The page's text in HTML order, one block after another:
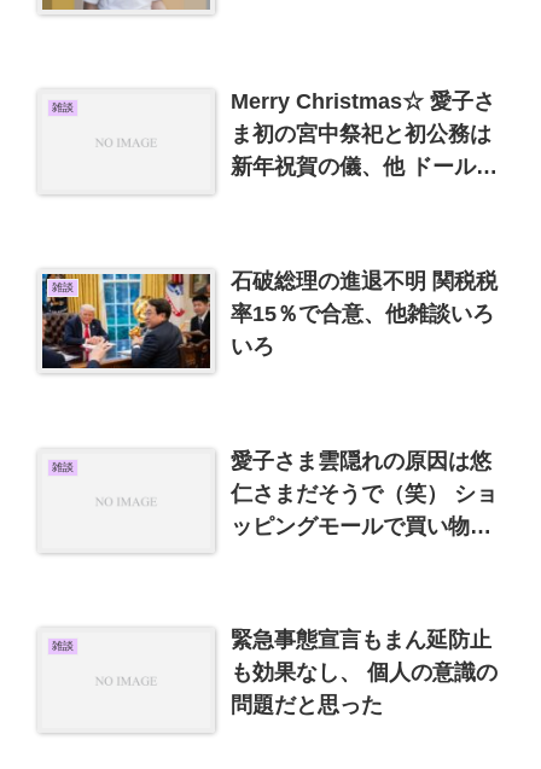
雑談
Merry Christmas☆ 愛子さ
ま初の宮中祭祀と初公務は
新年祝賀の儀、他 ドールド
雑談
石破総理の進退不明 関税税
率15％で合意、他雑談いろ
いろ
雑談
愛子さま雲隠れの原因は悠
仁さまだそうで（笑） ショ
ッピングモールで買い物で
雑談
緊急事態宣言もまん延防止
も効果なし、 個人の意識の
問題だと思った